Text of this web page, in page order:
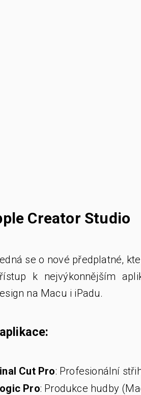
Creator Studio
se o nové předplatné,
k nejvýkonnějším
na Macu i iPadu.
Cut Pro: Profesionální
Pro: Produkce hudby